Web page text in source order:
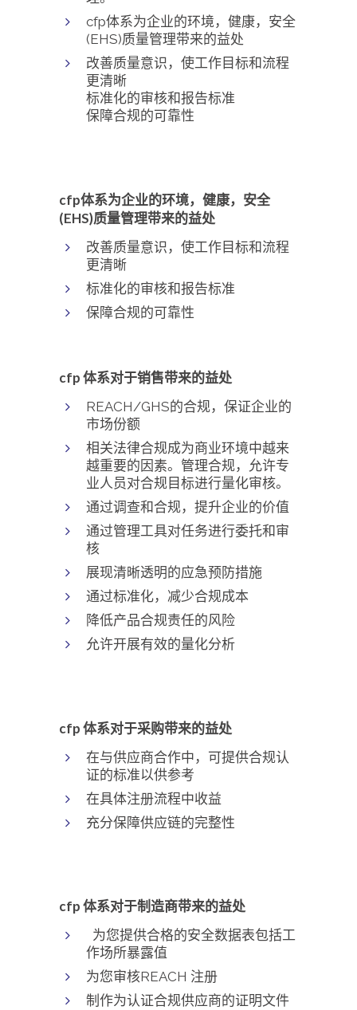
cfp体系为企业的环境，健康，安全
(EHS)质量管理带来的益处
改善质量意识，使工作目标和流程
更清晰
标准化的审核和报告标准
保障合规的可靠性
cfp体系为企业的环境，健康，安全
(EHS)质量管理带来的益处
改善质量意识，使工作目标和流程
更清晰
标准化的审核和报告标准
保障合规的可靠性
cfp 体系对于销售带来的益处
REACH/GHS的合规，保证企业的
市场份额
相关法律合规成为商业环境中越来
越重要的因素。管理合规，允许专
业人员对合规目标进行量化审核。
通过调查和合规，提升企业的价值
通过管理工具对任务进行委托和审
核
展现清晰透明的应急预防措施
通过标准化，减少合规成本
降低产品合规责任的风险
允许开展有效的量化分析
cfp 体系对于采购带来的益处
在与供应商合作中，可提供合规认
证的标准以供参考
在具体注册流程中收益
充分保障供应链的完整性
cfp 体系对于制造商带来的益处
为您提供合格的安全数据表包括工
作场所暴露值
为您审核REACH 注册
制作为认证合规供应商的证明文件